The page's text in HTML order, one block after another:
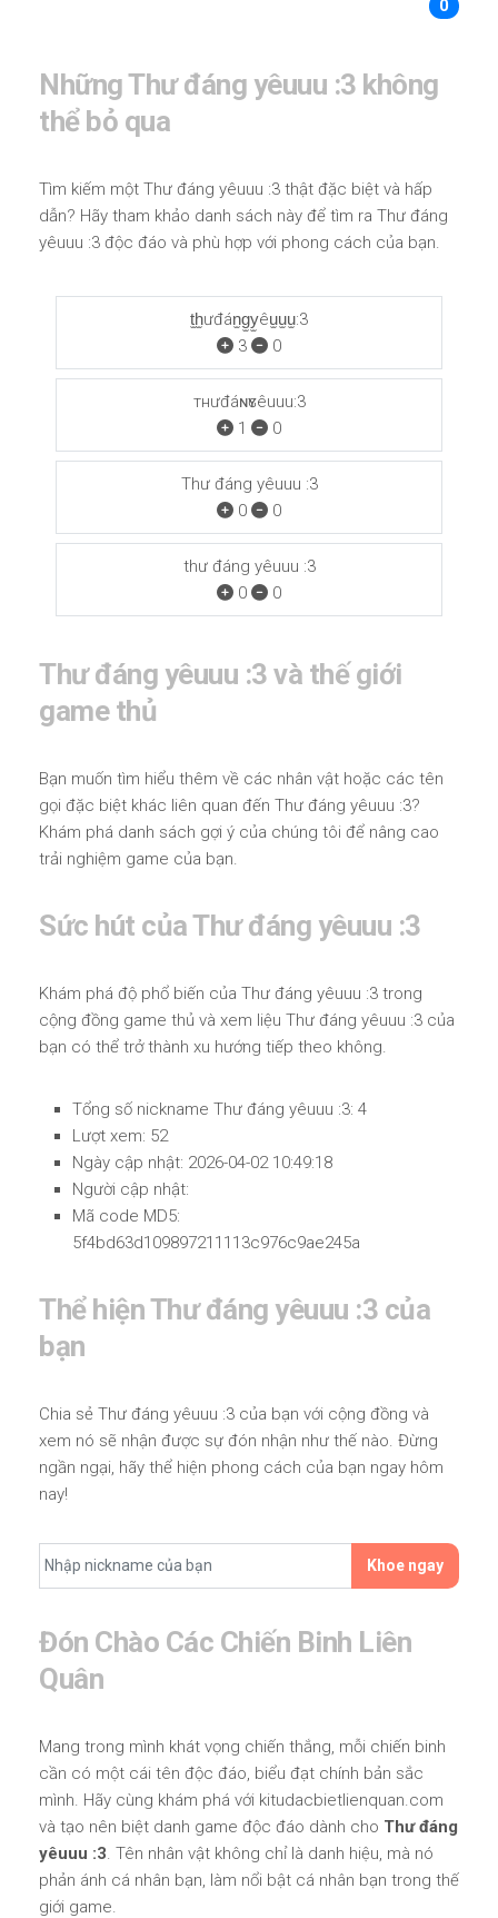
0
Những Thư đáng yêuuu :3 không
thể bỏ qua
Tìm kiếm một Thư đáng yêuuu :3 thật đặc biệt và hấp
dẫn? Hãy tham khảo danh sách này để tìm ra Thư đáng
yêuuu :3 độc đáo và phù hợp với phong cách của bạn.
t̫h̫ưđán̫g̫y̫êu̫u̫u̫:3
3
0
тнưđáɴԍʏêuuu:3
1
0
Thư đáng yêuuu :3
0
0
thư đáng yêuuu :3
0
0
Thư đáng yêuuu :3 và thế giới
game thủ
Bạn muốn tìm hiểu thêm về các nhân vật hoặc các tên
gọi đặc biệt khác liên quan đến Thư đáng yêuuu :3?
Khám phá danh sách gợi ý của chúng tôi để nâng cao
trải nghiệm game của bạn.
Sức hút của Thư đáng yêuuu :3
Khám phá độ phổ biến của Thư đáng yêuuu :3 trong
cộng đồng game thủ và xem liệu Thư đáng yêuuu :3 của
bạn có thể trở thành xu hướng tiếp theo không.
Tổng số nickname Thư đáng yêuuu :3: 4
Lượt xem: 52
Ngày cập nhật: 2026-04-02 10:49:18
Người cập nhật:
Mã code MD5:
5f4bd63d109897211113c976c9ae245a
Thể hiện Thư đáng yêuuu :3 của
bạn
Chia sẻ Thư đáng yêuuu :3 của bạn với cộng đồng và
xem nó sẽ nhận được sự đón nhận như thế nào. Đừng
ngần ngại, hãy thể hiện phong cách của bạn ngay hôm
nay!
Khoe ngay
Đón Chào Các Chiến Binh Liên
Quân
Mang trong mình khát vọng chiến thắng, mỗi chiến binh
cần có một cái tên độc đáo, biểu đạt chính bản sắc
mình. Hãy cùng khám phá với kitudacbietlienquan.com
và tạo nên biệt danh game độc đáo dành cho Thư đáng
yêuuu :3. Tên nhân vật không chỉ là danh hiệu, mà nó
phản ánh cá nhân bạn, làm nổi bật cá nhân bạn trong thế
giới game.